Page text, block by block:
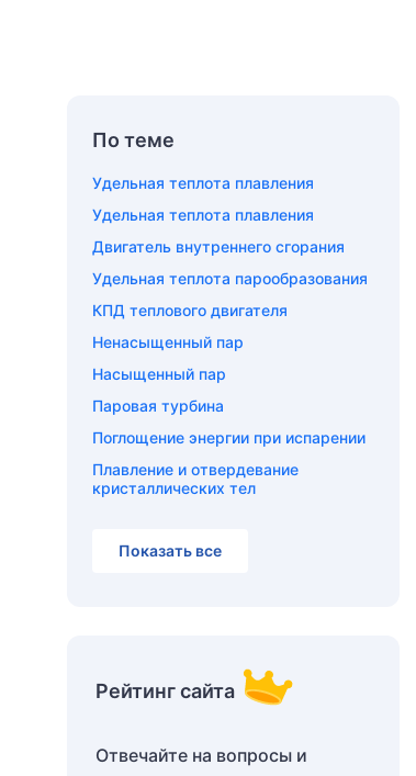
По теме
Удельная теплота плавления
Удельная теплота плавления
Двигатель внутреннего сгорания
Удельная теплота парообразования
КПД теплового двигателя
Ненасыщенный пар
Насыщенный пар
Паровая турбина
Поглощение энергии при испарении
Плавление и отвердевание
кристаллических тел
Показать все
Рейтинг сайта
Отвечайте на вопросы и